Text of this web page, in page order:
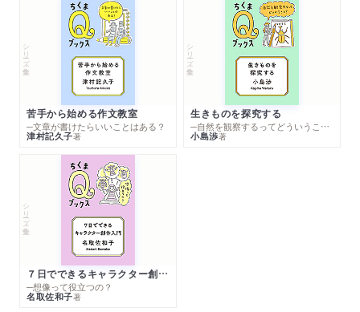
シリーズ・全集
苦手から始める作文教室
─文章が書けたらいいことはある？
津村記久子著
シリーズ・全集
生きものを探究する
─自然を観察するってどういうこと？
小島渉著
シリーズ・全集
７日でできるキャラクター創作入門
─想像って役立つの？
名取佐和子著